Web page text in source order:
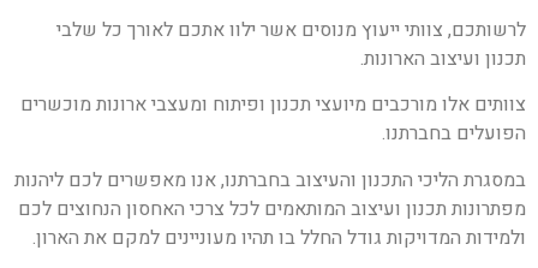
לרשותכם, צוותי ייעוץ מנוסים אשר ילוו אתכם לאורך כל שלבי
תכנון ועיצוב הארונות.
צוותים אלו מורכבים מיועצי תכנון ופיתוח ומעצבי ארונות מוכשרים
הפועלים בחברתנו.
במסגרת הליכי התכנון והעיצוב בחברתנו, אנו מאפשרים לכם ליהנות
מפתרונות תכנון ועיצוב המותאמים לכל צרכי האחסון הנחוצים לכם
ולמידות המדויקות גודל החלל בו תהיו מעוניינים למקם את הארון.